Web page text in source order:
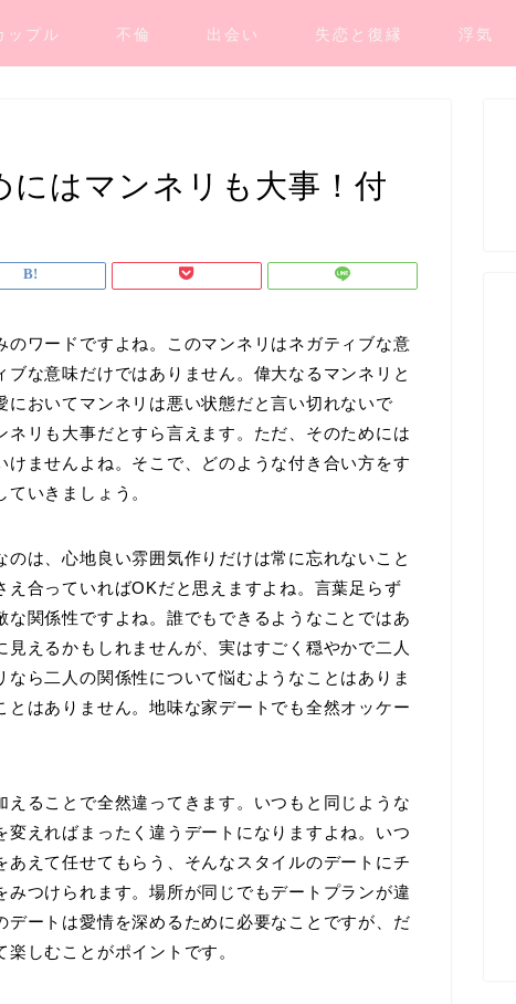
ップル 不倫 出会い 失恋と復縁 浮気
はマンネリも大事！付
ワードですよね。このマンネリはネガティブな意
な意味だけではありません。偉大なるマンネリと
おいてマンネリは悪い状態だと言い切れないで
リも大事だとすら言えます。ただ、そのためには
ませんよね。そこで、どのような付き合い方をす
いきましょう。
は、心地良い雰囲気作りだけは常に忘れないこと
合っていればOKだと思えますよね。言葉足らず
関係性ですよね。誰でもできるようなことではあ
えるかもしれませんが、実はすごく穏やかで二人
ら二人の関係性について悩むようなことはありま
はありません。地味な家デートでも全然オッケー
ることで全然違ってきます。いつもと同じような
えればまったく違うデートになりますよね。いつ
えて任せてもらう、そんなスタイルのデートにチ
つけられます。場所が同じでもデートプランが違
ートは愛情を深めるために必要なことですが、だ
しむことがポイントです。